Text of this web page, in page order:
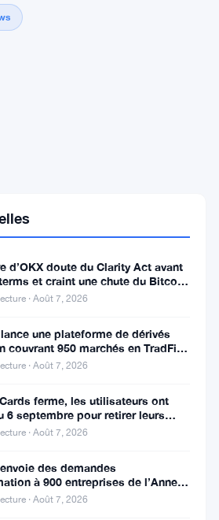
il y a
d’OKX doute du Clarity Act avant
et craint une chute du Bitcoin
$
· Août 7, 2026
une plateforme de dérivés
couvrant 950 marchés en TradFi et
· Août 7, 2026
ferme, les utilisateurs ont
6 septembre pour retirer leurs
· Août 7, 2026
des demandes
à 900 entreprises de l’Annexe
le blanchiment
· Août 7, 2026